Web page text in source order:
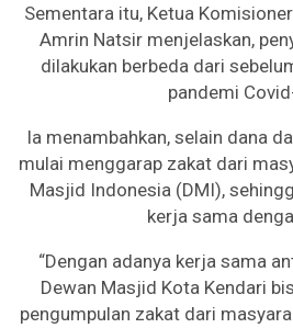
Sementara itu, Ketua
Amrin Natsir menjelaskan,
dilakukan berbeda dari
pandemi
Ia menambahkan, selain dana
mulai menggarap zakat dari
Masjid Indonesia (DMI),
kerja sama
“Dengan adanya kerja sama
Dewan Masjid Kota Kendari
pengumpulan zakat dari